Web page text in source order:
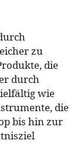
zu
die
durch
wie
die
bis hin zur